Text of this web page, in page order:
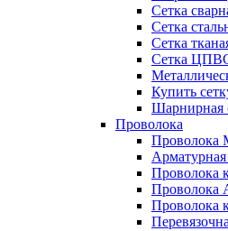
Сетка
Сетка
Сетка
Сетка
Купить
Шарнирная
Проволока
Проволока
Проволока
Проволока
Проволока